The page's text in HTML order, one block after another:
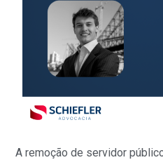
A remoção de servidor